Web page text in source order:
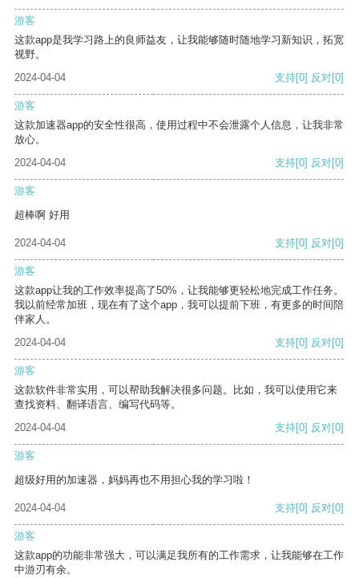
游客
这款app是我学习路上的良师益友，让我能够随时随地学习新知识，拓宽
视野。
2024-04-04
支持[0] 反对[0]
游客
这款加速器app的安全性很高，使用过程中不会泄露个人信息，让我非常
放心。
2024-04-04
支持[0] 反对[0]
游客
超棒啊 好用
2024-04-04 支持[0] 反对[0]
游客
这款app让我的工作效率提高了50%，让我能够更轻松地完成工作任务。
我以前经常加班，现在有了这个app，我可以提前下班，有更多的时间陪
伴家人。
2024-04-04
支持[0] 反对[0]
游客
这款软件非常实用，可以帮助我解决很多问题。比如，我可以使用它来
查找资料、翻译语言、编写代码等。
2024-04-04
支持[0] 反对[0]
游客
超级好用的加速器，妈妈再也不用担心我的学习啦！
2024-04-04 支持[0] 反对[0]
游客
这款app的功能非常强大，可以满足我所有的工作需求，让我能够在工作
中游刃有余。